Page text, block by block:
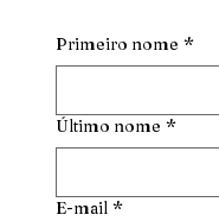
Primeiro nome *
Último nome *
E-mail *